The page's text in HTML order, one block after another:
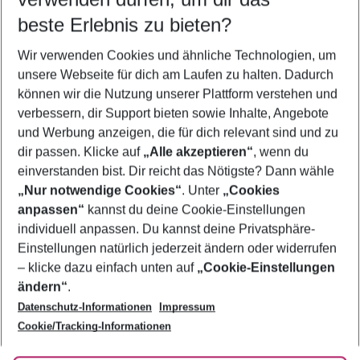
5-8 Nächte
2 Erwachsene Keine Kinder
Mehr Filter anzeigen
Footer
Footer navigation
Über uns
AGB
Bestpreisgarantie
Cookie-Einstellungen ändern
Cookie-Richtlinie
Agenturbetreuung
Barrierefreies Reisen
Folge uns
beste Erlebnis zu bieten?
Wir verwenden Cookies und ähnliche Technologien, um
unsere Webseite für dich am Laufen zu halten. Dadurch
können wir die Nutzung unserer Plattform verstehen und
verbessern, dir Support bieten sowie Inhalte, Angebote
und Werbung anzeigen, die für dich relevant sind und zu
dir passen. Klicke auf „Alle akzeptieren“, wenn du
einverstanden bist. Dir reicht das Nötigste? Dann wähle
„Nur notwendige Cookies“. Unter „Cookies
anpassen“ kannst du deine Cookie-Einstellungen
individuell anpassen. Du kannst deine Privatsphäre-
Einstellungen natürlich jederzeit ändern oder widerrufen
– klicke dazu einfach unten auf „Cookie-Einstellungen
ändern“.
Datenschutz-Informationen
Impressum
Cookie/Tracking-Informationen